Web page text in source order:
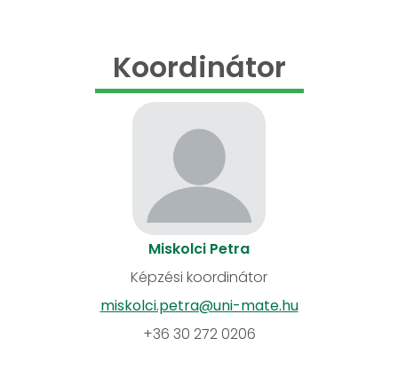
Koordinátor
Miskolci Petra
Képzési koordinátor
miskolci.petra@uni-mate.hu
+36 30 272 0206